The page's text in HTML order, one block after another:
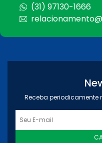
(31) 97130-1666
Receba periodicamente